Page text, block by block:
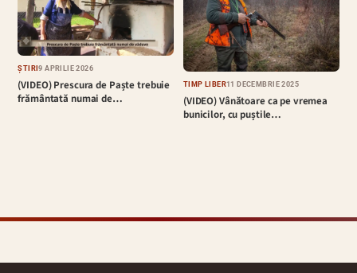
ȘTIRI9 APRILIE 2026
(VIDEO) Prescura de Paște trebuie
frământată numai de…
TIMP LIBER11 DECEMBRIE 2025
(VIDEO) Vânătoare ca pe vremea
bunicilor, cu puștile…